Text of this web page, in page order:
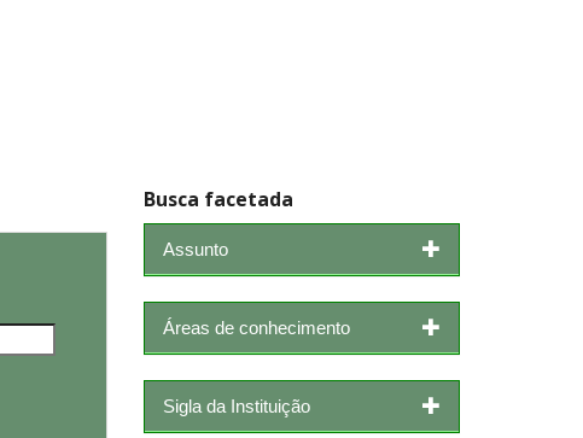
Busca facetada
Assunto
Áreas de conhecimento
Sigla da Instituição